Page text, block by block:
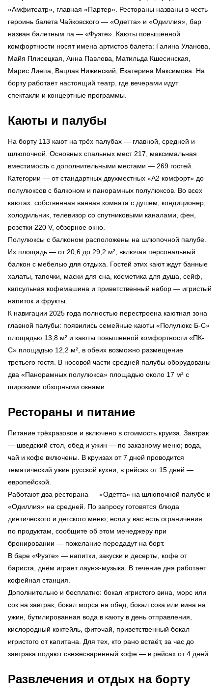
«Амфитеатр», главная «Партер». Рестораны названы в честь
героинь балета Чайковского — «Одетта» и «Одиллия», бар
назван балетным па — «Фуэте». Каюты повышенной
комфортности носят имена артистов балета: Галина Уланова,
Майя Плисецкая, Анна Павлова, Матильда Кшесинская,
Марис Лиепа, Вацлав Нижинский, Екатерина Максимова. На
борту работает настоящий театр, где вечерами идут
спектакли и концертные программы.
Каюты и палубы
На борту 113 кают на трёх палубах — главной, средней и
шлюпочной. Основных спальных мест 217, максимальная
вместимость с дополнительными местами — 269 гостей.
Категории — от стандартных двухместных «А2 комфорт» до
полулюксов с балконом и панорамных полулюксов. Во всех
каютах: собственная ванная комната с душем, кондиционер,
холодильник, телевизор со спутниковыми каналами, фен,
розетки 220 V, обзорное окно.
Полулюксы с балконом расположены на шлюпочной палубе.
Их площадь — от 20,6 до 29,2 м², включая персональный
балкон с мебелью для отдыха. Гостей этих кают ждут банные
халаты, тапочки, маски для сна, косметика для душа, сейф,
капсульная кофемашина и приветственный набор — игристый
напиток и фрукты.
К навигации 2025 года полностью перестроена каютная зона
главной палубы: появились семейные каюты «Полулюкс Б-С»
площадью 13,8 м² и каюты повышенной комфортности «ПК-
С» площадью 12,2 м², в обеих возможно размещение
третьего гостя. В носовой части средней палубы оборудованы
два «Панорамных полулюкса» площадью около 17 м² с
широкими обзорными окнами.
Рестораны и питание
Питание трёхразовое и включено в стоимость круиза. Завтрак
— шведский стол, обед и ужин — по заказному меню; вода,
чай и кофе включены. В круизах от 7 дней проводится
тематический ужин русской кухни, в рейсах от 15 дней —
европейской.
Работают два ресторана — «Одетта» на шлюпочной палубе и
«Одиллия» на средней. По запросу готовятся блюда
диетического и детского меню; если у вас есть ограничения
по продуктам, сообщите об этом менеджеру при
бронировании — пожелание передадут на борт.
В баре «Фуэте» — напитки, закуски и десерты, кофе от
бариста, днём играет лаунж-музыка. В течение дня работает
кофейная станция.
Дополнительно и бесплатно: бокал игристого вина, морс или
сок на завтрак, бокал морса на обед, бокал сока или вина на
ужин, бутилированная вода в каюту в день отправления,
кислородный коктейль, фиточай, приветственный бокал
игристого от капитана. Для тех, кто рано встаёт, за час до
завтрака подают свежесваренный кофе — в рейсах от 4 дней.
Развлечения и отдых на борту